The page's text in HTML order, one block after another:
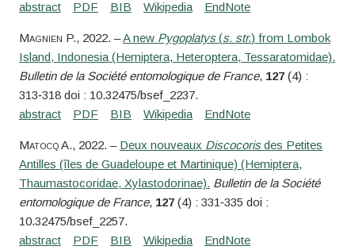
Magnien P., 2022. –A new Pygoplatys(s. str.) from Lombok
Island, Indonesia (Hemiptera, Heteroptera, Tessaratomidae).
Bulletin de la Société entomologique de France, 127(4) :
313‑318 doi : 10.32475/bsef_2237.
MatocqA., 2022. – Deux nouveaux Discocorisdes Petites
Antilles (îles de Guadeloupe et Martinique) (Hemiptera,
Thaumastocoridae, Xylastodorinae). Bulletin de la Société
entomologique de France, 127(4) : 331‑335 doi :
10.32475/bsef_2257.